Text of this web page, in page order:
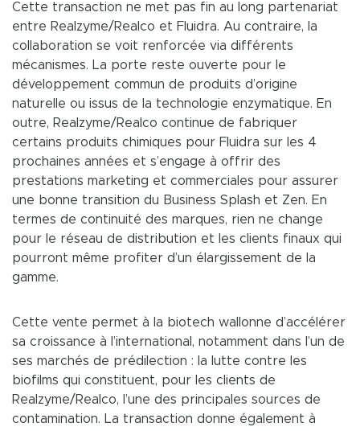
Cette transaction ne met pas fin au long partenariat
entre Realzyme/Realco et Fluidra. Au contraire, la
collaboration se voit renforcée via différents
mécanismes. La porte reste ouverte pour le
développement commun de produits d’origine
naturelle ou issus de la technologie enzymatique. En
outre, Realzyme/Realco continue de fabriquer
certains produits chimiques pour Fluidra sur les 4
prochaines années et s’engage à offrir des
prestations marketing et commerciales pour assurer
une bonne transition du Business Splash et Zen. En
termes de continuité des marques, rien ne change
pour le réseau de distribution et les clients finaux qui
pourront même profiter d’un élargissement de la
gamme.
Cette vente permet à la biotech wallonne d’accélérer
sa croissance à l’international, notamment dans l’un de
ses marchés de prédilection : la lutte contre les
biofilms qui constituent, pour les clients de
Realzyme/Realco, l’une des principales sources de
contamination. La transaction donne également à